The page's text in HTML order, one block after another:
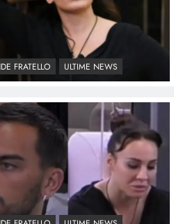
FRATELLO ULTIME NEWS